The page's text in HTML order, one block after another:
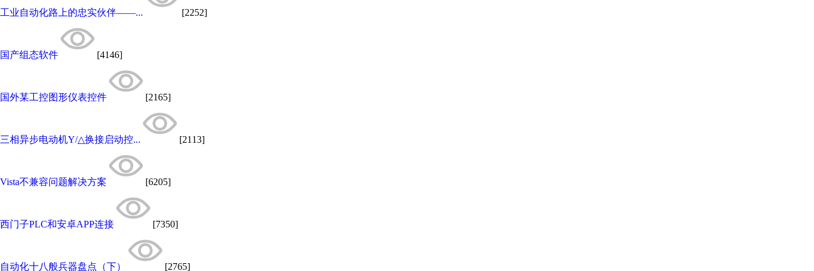
工业自动化路上的忠实伙伴——... [2252]
国产组态软件 [4146]
国外某工控图形仪表控件 [2165]
三相异步电动机Y/△换接启动控... [2113]
Vista不兼容问题解决方案 [6205]
西门子PLC和安卓APP连接 [7350]
自动化十八般兵器盘点（下） [2765]